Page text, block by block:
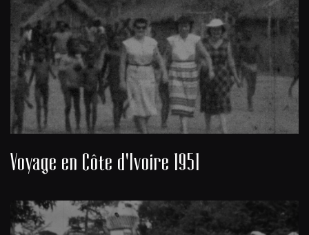
Voyage en Côte d'Ivoire 1951